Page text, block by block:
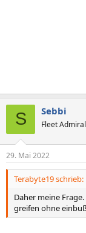
S Sebbi
Fleet Admiral
29. Mai 2022
Terabyte19 schrieb:
Daher meine
greifen ohne